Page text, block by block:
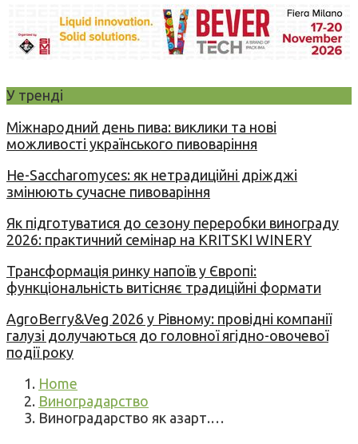
У тренді
Міжнародний день пива: виклики та нові
можливості українського пивоваріння
Не-Saccharomyces: як нетрадиційні дріжджі
змінюють сучасне пивоваріння
Як підготуватися до сезону переробки винограду
2026: практичний семінар на KRITSKI WINERY
Трансформація ринку напоїв у Європі:
функціональність витісняє традиційні формати
AgroBerry&Veg 2026 у Рівному: провідні компанії
галузі долучаються до головної ягідно-овочевої
події року
Home
Виноградарство
Виноградарство як азарт.…